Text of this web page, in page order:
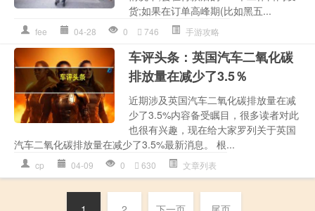
货;如果在订单高峰期(比如黑五...
fee 04-28 0 746 手游攻略
车评头条：英国汽车二氧化碳
排放量在减少了3.5％
近期涉及英国汽车二氧化碳排放量在减
少了3.5%内容备受瞩目，很多读者对此
也很有兴趣，现在给大家罗列关于英国
汽车二氧化碳排放量在减少了3.5%最新消息。 根...
cp 04-09 0 630 文章列表